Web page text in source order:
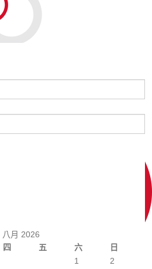
八月 2026
四 五 六 日
1
2